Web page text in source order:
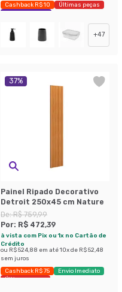
Cashback R$ 10
Últimas peças
Economize 53%
+47
37%
Painel Ripado Decorativo
Detroit 250x45 cm Nature
De:R$ 759,99
Por: R$ 472,39
à vista com Pix ou 1x no Cartão de
Crédito
ou R$ 524,88 em até10x de R$ 52,48
sem juros
Cashback R$ 75
Envio Imediato
Últimas peças